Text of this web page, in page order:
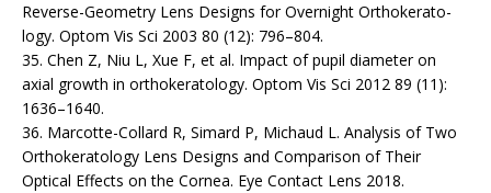
Reverse-Geometry Lens Designs for Overnight Orthokerato­
logy. Optom Vis Sci 2003 80 (12): 796–804.
35. Chen Z, Niu L, Xue F, et al. Impact of pupil diameter on
axial growth in orthokeratology. Optom Vis Sci 2012 89 (11):
1636–1640.
36. Marcotte-Collard R, Simard P, Michaud L. Analysis of Two
Orthokeratology Lens Designs and Comparison of Their
Optical Effects on the Cornea. Eye Contact Lens 2018.